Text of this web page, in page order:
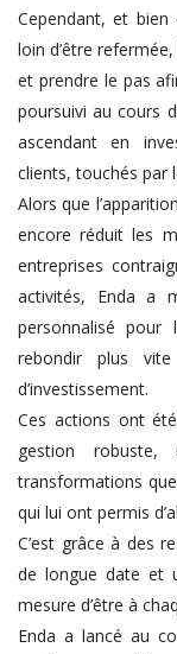
Cependant, et
loin d’être
et prendre le pas
poursuivi au cours
ascendant en
clients, touchés par
Alors que
encore réduit les
entreprises
activités, Enda a
personnalisé
rebondir plus
d’investissement.
Ces actions ont
gestion
transformations
qui lui ont permis
C’est grâce à des
de longue date et
mesure d’être à
Enda a lancé au